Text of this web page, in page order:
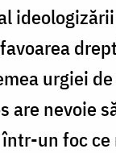
urgiei
are nevoie
un foc ce